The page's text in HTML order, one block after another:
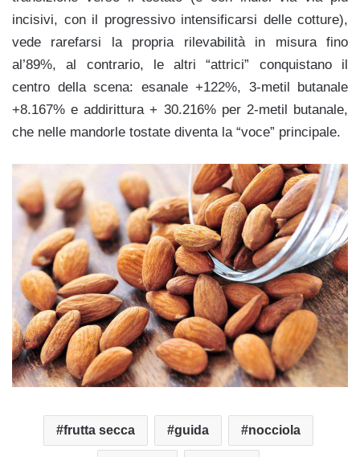
incisivi, con il progressivo intensificarsi delle cotture),
vede rarefarsi la propria rilevabilità in misura fino
al’89%, al contrario, le altri “attrici” conquistano il
centro della scena: esanale +122%, 3-metil butanale
+8.167% e addirittura + 30.216% per 2-metil butanale,
che nelle mandorle tostate diventa la “voce” principale.
frutta secca guida nocciola